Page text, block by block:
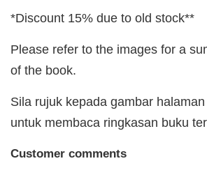
*Discount 15% due to old stock**
Please refer to the images for a
of the book.
Sila rujuk kepada gambar
untuk membaca ringkasan buku
Customer comments